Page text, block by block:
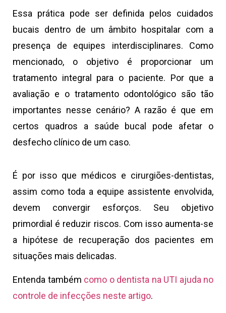
Essa prática pode ser definida pelos cuidados
bucais dentro de um âmbito hospitalar com a
presença de equipes interdisciplinares. Como
mencionado, o objetivo é proporcionar um
tratamento integral para o paciente. Por que a
avaliação e o tratamento odontológico são tão
importantes nesse cenário? A razão é que em
certos quadros a saúde bucal pode afetar o
desfecho clínico de um caso.
É por isso que médicos e cirurgiões-dentistas,
assim como toda a equipe assistente envolvida,
devem convergir esforços. Seu objetivo
primordial é reduzir riscos. Com isso aumenta-se
a hipótese de recuperação dos pacientes em
situações mais delicadas.
Entenda também como o dentista na UTI ajuda no
controle de infecções neste artigo.